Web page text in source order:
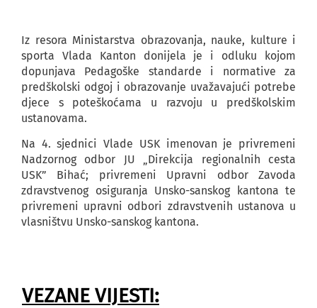
Iz resora Ministarstva obrazovanja, nauke, kulture i
sporta Vlada Kanton donijela je i odluku kojom
dopunjava Pedagoške standarde i normative za
predškolski odgoj i obrazovanje uvažavajući potrebe
djece s poteškoćama u razvoju u predškolskim
ustanovama.
Na 4. sjednici Vlade USK imenovan je privremeni
Nadzornog odbor JU „Direkcija regionalnih cesta
USK” Bihać; privremeni Upravni odbor Zavoda
zdravstvenog osiguranja Unsko-sanskog kantona te
privremeni upravni odbori zdravstvenih ustanova u
vlasništvu Unsko-sanskog kantona.
VEZANE VIJESTI: